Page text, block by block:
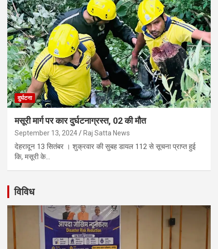
दुर्घटना
मसूरी मार्ग पर कार दुर्घटनाग्रस्त, 02 की मौत
September 13, 2024 Raj Satta News
देहरादून 13 सितंबर । शुक्रवार की सुबह डायल 112 से सूचना प्राप्त हुई
कि, मसूरी के…
विविध